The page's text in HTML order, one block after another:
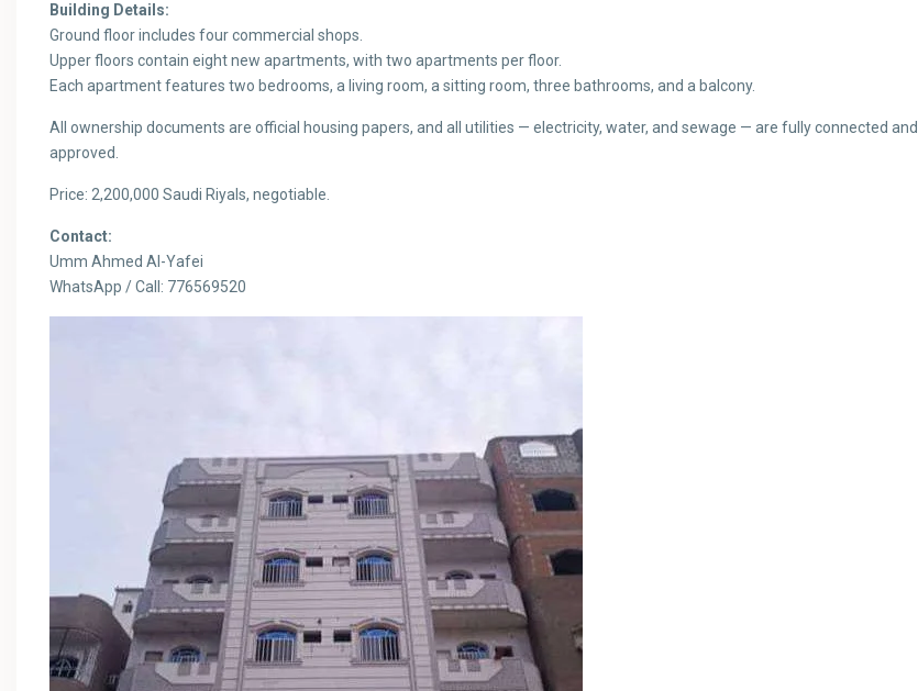
Building Details:
Ground floor includes four commercial shops.
Upper floors contain eight new apartments, with two apartments per floor.
Each apartment features two bedrooms, a living room, a sitting room, three bathrooms, and a balcony.
All ownership documents are official housing papers, and all utilities — electricity, water, and sewage — are fully connected and
approved.
Price: 2,200,000 Saudi Riyals, negotiable.
Contact:
Umm Ahmed Al-Yafei
WhatsApp / Call: 776569520